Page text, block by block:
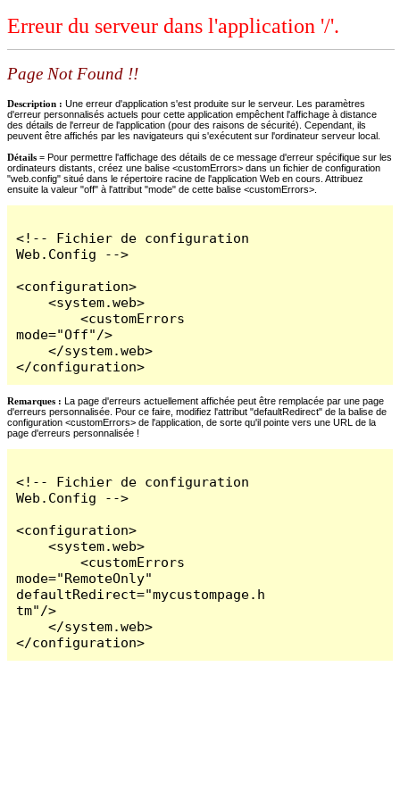
Erreur du serveur dans l'application '/'.
Page Not Found !!
Description : Une erreur d'application s'est produite sur le serveur. Les paramètres
d'erreur personnalisés actuels pour cette application empêchent l'affichage à distance
des détails de l'erreur de l'application (pour des raisons de sécurité). Cependant, ils
peuvent être affichés par les navigateurs qui s'exécutent sur l'ordinateur serveur local.
Détails = Pour permettre l'affichage des détails de ce message d'erreur spécifique sur les
ordinateurs distants, créez une balise <customErrors> dans un fichier de configuration
"web.config" situé dans le répertoire racine de l'application Web en cours. Attribuez
ensuite la valeur "off" à l'attribut "mode" de cette balise <customErrors>.
<!-- Fichier de configuration
Web.Config -->
<configuration>
    <system.web>
        <customErrors
mode="Off"/>
    </system.web>
</configuration>
Remarques : La page d'erreurs actuellement affichée peut être remplacée par une page
d'erreurs personnalisée. Pour ce faire, modifiez l'attribut "defaultRedirect" de la balise de
configuration <customErrors> de l'application, de sorte qu'il pointe vers une URL de la
page d'erreurs personnalisée !
<!-- Fichier de configuration
Web.Config -->
<configuration>
    <system.web>
        <customErrors
mode="RemoteOnly"
defaultRedirect="mycustompage.h
tm"/>
    </system.web>
</configuration>